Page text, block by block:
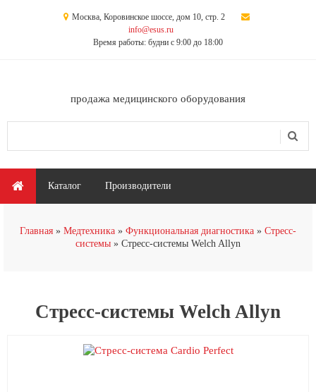
Москва, Коровинское шоссе, дом 10, стр. 2
info@esus.ru
Время работы: будни с 9:00 до 18:00
продажа медицинского оборудования
Главное меню
Каталог Производители
Главная Медтехника Функциональная диагностика
Стресс-
системы
Стресс-системы Welch Allyn
Стресс-системы Welch Allyn